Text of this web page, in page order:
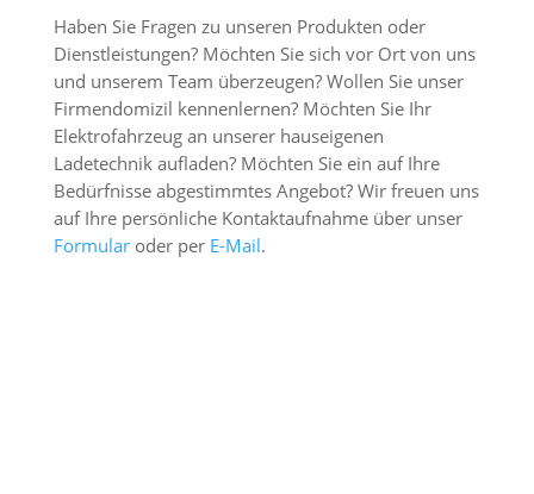
Haben Sie Fragen zu unseren Produkten oder
Dienstleistungen? Möchten Sie sich vor Ort von uns
und unserem Team überzeugen? Wollen Sie unser
Firmendomizil kennenlernen? Möchten Sie Ihr
Elektrofahrzeug an unserer hauseigenen
Ladetechnik aufladen? Möchten Sie ein auf Ihre
Bedürfnisse abgestimmtes Angebot? Wir freuen uns
auf Ihre persönliche Kontaktaufnahme über unser
Formularoder per E-Mail.